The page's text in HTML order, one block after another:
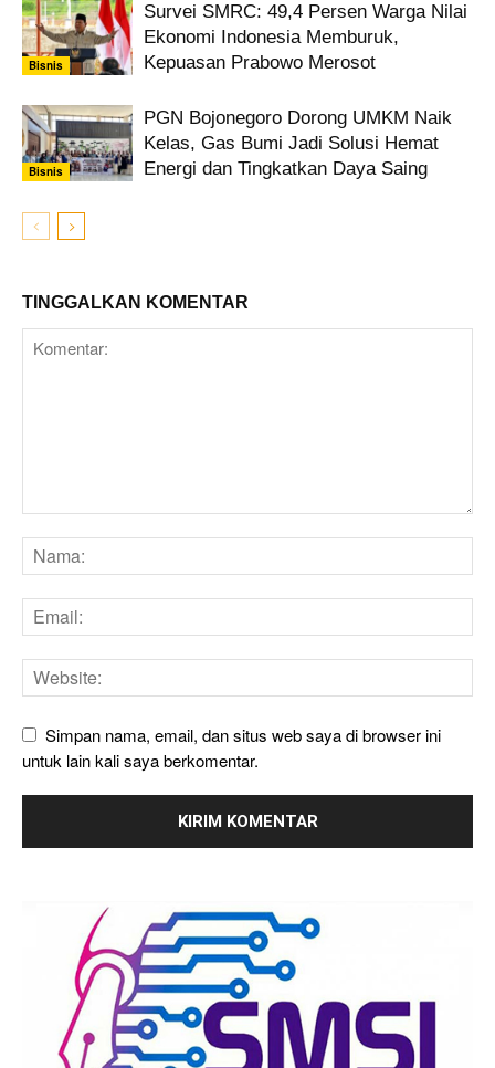
Bisnis
Survei SMRC: 49,4 Persen Warga Nilai
Ekonomi Indonesia Memburuk,
Kepuasan Prabowo Merosot
Bisnis
PGN Bojonegoro Dorong UMKM Naik
Kelas, Gas Bumi Jadi Solusi Hemat
Energi dan Tingkatkan Daya Saing
TINGGALKAN KOMENTAR
Simpan nama, email, dan situs web saya di browser ini
untuk lain kali saya berkomentar.